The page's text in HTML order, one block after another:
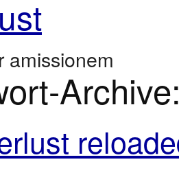
amissionem